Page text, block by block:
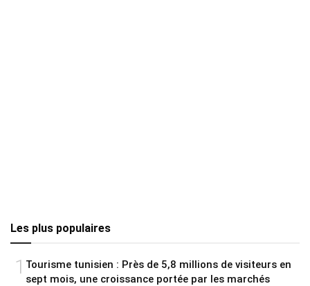
Les plus populaires
1 Tourisme tunisien : Près de 5,8 millions de visiteurs en
sept mois, une croissance portée par les marchés